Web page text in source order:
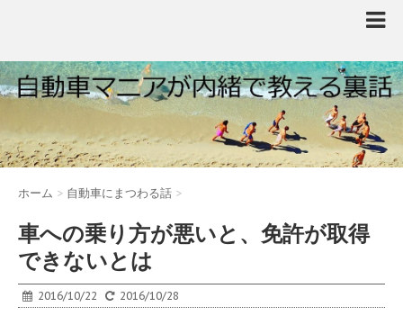
ホーム > 自動車にまつわる話 >
車への乗り方が悪いと、免許が取得
できないとは
2016/10/22 2016/10/28